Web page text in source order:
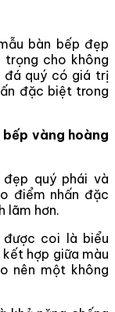
bàn bếp đẹp
trọng cho không
đá quý có giá trị
đặc biệt trong
vàng hoàng
quý phái và
điểm nhấn đặc
lãm hơn.
coi là biểu
hợp giữa màu
nên một không